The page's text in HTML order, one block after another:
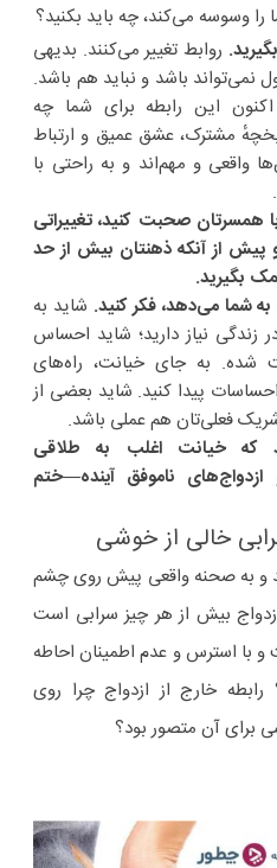
را وسوسه می‌کند، چه باید بکنید؟
روابط تغییر می‌کنند. بدیهی
نمی‌تواند باشد و نباید هم باشد.
این رابطه برای شما چه
مشترک، عشق عمیق و ارتباط
واقعی و مهم‌اند و به راحتی با
همسرتان صحبت کنید، تغییراتی
پیش از آنکه ذهنتان بیش از حد
بگیرید.
شما می‌دهد، فکر کنید. شاید به
نیاز دارید؛ شاید احساس
شده. به جای خیانت، راه‌های
پیدا کنید. شاید بعضی از
فعلی‌تان هم عملی باشد.
که خیانت اغلب به طلاقی
ناموفق آینده—ختم
خالی از خوشی
و به صحنه واقعی پیش روی چشم
بیش از هر چیز سرابی است
با استرس و عدم اطمینان احاطه
خارج از ازدواج چرا روی
برای آن متصور بود؟